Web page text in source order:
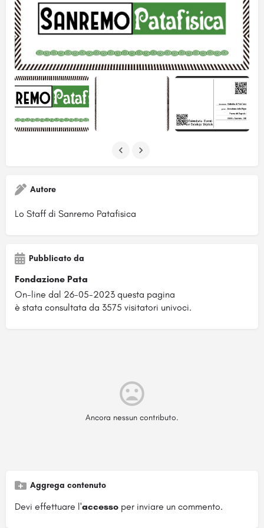
Autore
Lo Staff di Sanremo Patafisica
Pubblicato da
Fondazione Pata
On-line dal 26-05-2023 questa pagina
è stata consultata da 3575 visitatori univoci.
Ancora nessun contributo.
Aggrega contenuto
Devi effettuare l'accesso per inviare un commento.